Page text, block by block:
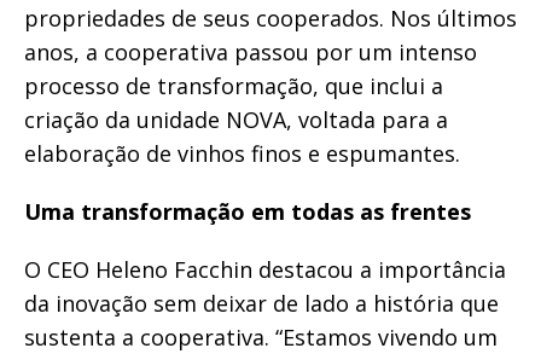
propriedades de seus cooperados. Nos últimos
anos, a cooperativa passou por um intenso
processo de transformação, que inclui a
criação da unidade NOVA, voltada para a
elaboração de vinhos finos e espumantes.
Uma transformação em todas as frentes
O CEO Heleno Facchin destacou a importância
da inovação sem deixar de lado a história que
sustenta a cooperativa. “Estamos vivendo um